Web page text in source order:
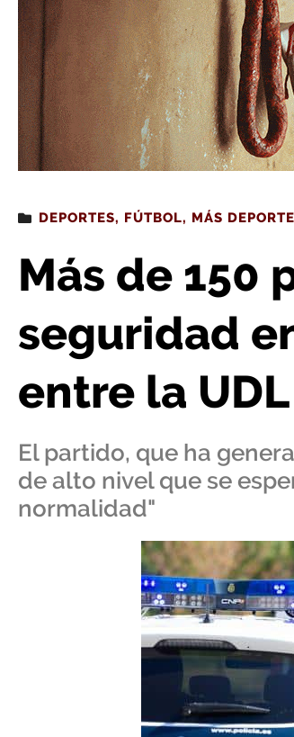
Estás leyendo: Más de 150 policías
DEPORTES, FÚTBOL, MÁS DEPORTE
Más de 150
seguridad
entre la
El partido, que ha
de alto nivel que se
normalidad"